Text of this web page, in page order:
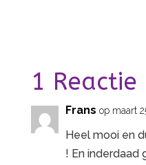
1 Reactie
Frans op maart
Heel mooi en
! En inderdaad